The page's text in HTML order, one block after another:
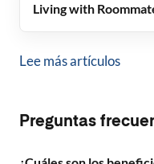
Living with
Lee más artículos
Preguntas